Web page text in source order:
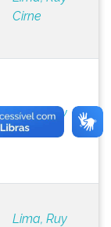
Cirne
Lima, Ruy
Cirne
Lima, Ruy